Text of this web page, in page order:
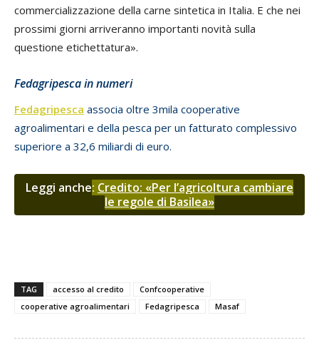
commercializzazione della carne sintetica in Italia. E che nei
prossimi giorni arriveranno importanti novità sulla
questione etichettatura».
Fedagripesca in numeri
Fedagripesca associa oltre 3mila cooperative
agroalimentari e della pesca per un fatturato complessivo
superiore a 32,6 miliardi di euro.
Leggi anche: Credito: «Per l’agricoltura cambiare
le regole di Basilea»
TAG accesso al credito
Confcooperative
cooperative agroalimentari
Fedagripesca Masaf